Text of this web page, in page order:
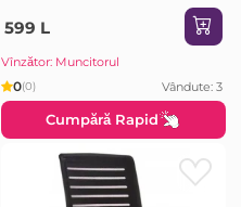
599 L
Vînzător: Muncitorul
0(0) Vândute: 3
Cumpără Rapid